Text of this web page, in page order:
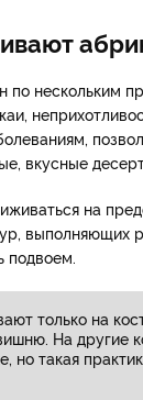
по нескольким
вкусные
на
выполняющих
подвоем.
только на
На другие
но такая